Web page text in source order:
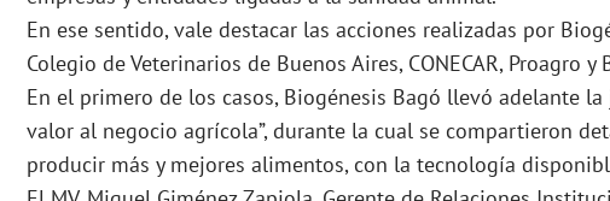
En ese sentido, vale destacar las acciones realizadas por
Colegio de Veterinarios de Buenos Aires, CONECAR, Proagro y
En el primero de los casos, Biogénesis Bagó llevó adelante la
valor al negocio agrícola”, durante la cual se compartieron
producir más y mejores alimentos, con la tecnología